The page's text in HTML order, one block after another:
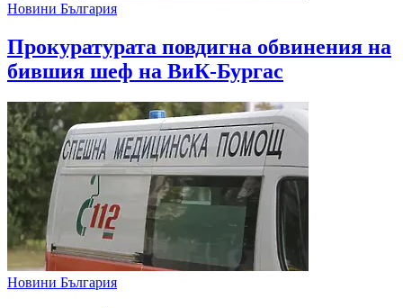
Новини България
Прокуратурата повдигна обвинения на
бившия шеф на ВиК-Бургас
Новини България